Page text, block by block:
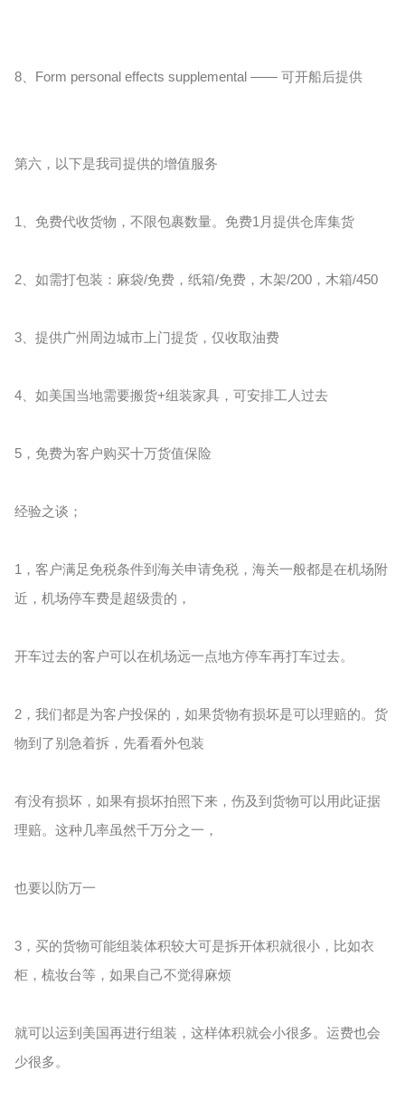
8、Form personal effects supplemental —— 可开船后提供
第六，以下是我司提供的增值服务
1、免费代收货物，不限包裹数量。免费1月提供仓库集货
2、如需打包装：麻袋/免费，纸箱/免费，木架/200，木箱/450
3、提供广州周边城市上门提货，仅收取油费
4、如美国当地需要搬货+组装家具，可安排工人过去
5，免费为客户购买十万货值保险
经验之谈；
1，客户满足免税条件到海关申请免税，海关一般都是在机场附
近，机场停车费是超级贵的，
开车过去的客户可以在机场远一点地方停车再打车过去。
2，我们都是为客户投保的，如果货物有损坏是可以理赔的。货
物到了别急着拆，先看看外包装
有没有损坏，如果有损坏拍照下来，伤及到货物可以用此证据
理赔。这种几率虽然千万分之一，
也要以防万一
3，买的货物可能组装体积较大可是拆开体积就很小，比如衣
柜，梳妆台等，如果自己不觉得麻烦
就可以运到美国再进行组装，这样体积就会小很多。运费也会
少很多。